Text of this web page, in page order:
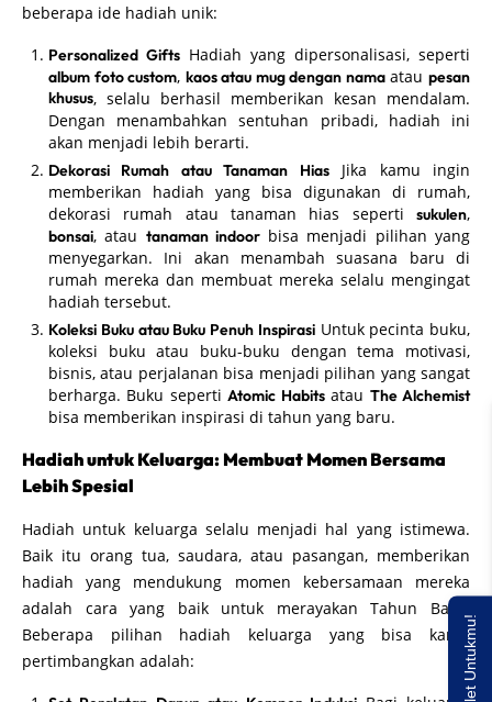
beberapa ide hadiah unik:
Personalized Gifts Hadiah yang dipersonalisasi, seperti
album foto custom, kaos atau mug dengan namaataupesan
khusus, selalu berhasil memberikan kesan mendalam.
Dengan menambahkan sentuhan pribadi, hadiah ini
akan menjadi lebih berarti.
Dekorasi Rumah atau Tanaman HiasJika kamu ingin
memberikan hadiah yang bisa digunakan di rumah,
dekorasi rumah atau tanaman hias seperti sukulen,
bonsai, atau tanaman indoorbisa menjadi pilihan yang
menyegarkan. Ini akan menambah suasana baru di
rumah mereka dan membuat mereka selalu mengingat
hadiah tersebut.
Koleksi Buku atau Buku Penuh InspirasiUntuk pecinta buku,
koleksi buku atau buku-buku dengan tema motivasi,
bisnis, atau perjalanan bisa menjadi pilihan yang sangat
berharga. Buku sepertiAtomic Habitsatau The Alchemist
bisa memberikan inspirasi di tahun yang baru.
Hadiah untuk Keluarga: Membuat Momen Bersama
Lebih Spesial
Hadiah untuk keluarga selalu menjadi hal yang istimewa.
Baik itu orang tua, saudara, atau pasangan, memberikan
hadiah yang mendukung momen kebersamaan mereka
adalah cara yang baik untuk merayakan Tahun Baru.
Beberapa pilihan hadiah keluarga yang bisa kamu
pertimbangkan adalah: